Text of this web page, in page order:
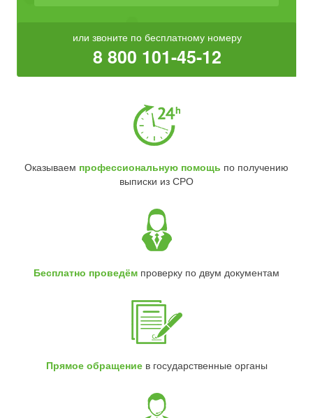
или звоните по бесплатному номеру
8 800 101-45-12
Оказываем профессиональную помощь по получению
выписки из СРО
Бесплатно проведём проверку по двум документам
Прямое обращениев государственные органы